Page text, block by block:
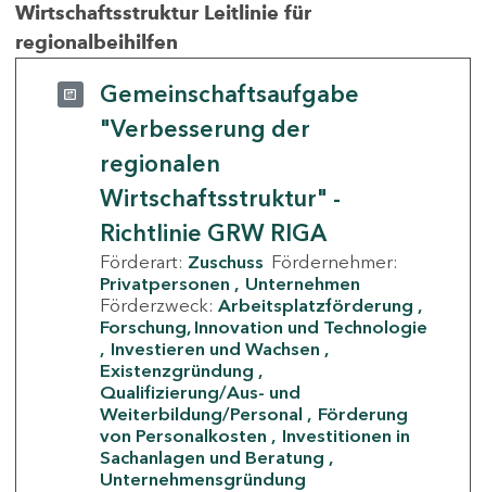
Wirtschaftsstruktur Leitlinie für
regionalbeihilfen
Gemeinschaftsaufgabe
"Verbesserung der
regionalen
Wirtschaftsstruktur" -
Richtlinie GRW RIGA
Förderart: Zuschuss Fördernehmer:
Privatpersonen
Unternehmen
Förderzweck: Arbeitsplatzförderung
Forschung, Innovation und Technologie
Investieren und Wachsen
Existenzgründung
Qualifizierung/Aus- und
Weiterbildung/Personal
Förderung
von Personalkosten
Investitionen in
Sachanlagen und Beratung
Unternehmensgründung